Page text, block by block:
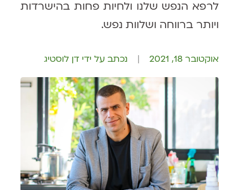
לרפא הנפש שלנו ולחיות פחות בהישרדות
ויותר ברווחה ושלוות נפש.
אוקטובר 18, 2021 נכתב על ידי דן לוסטיג